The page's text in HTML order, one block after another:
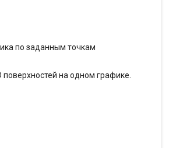
по заданным точкам
на одном графике.